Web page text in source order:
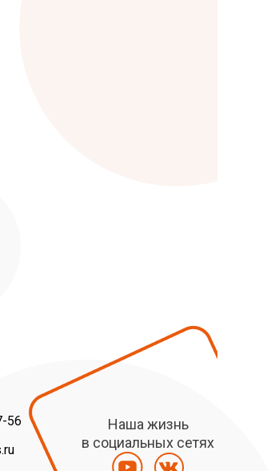
56
Наша жизнь
в социальных сетях